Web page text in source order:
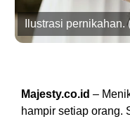
Ilustrasi pernikahan.
Majesty.co.id –
hampir setiap orang.